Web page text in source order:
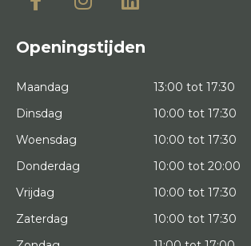
Openingstijden
Maandag
13:00 tot 17:30
Dinsdag
10:00 tot 17:30
Woensdag
10:00 tot 17:30
Donderdag
10:00 tot 20:00
Vrijdag
10:00 tot 17:30
Zaterdag
10:00 tot 17:30